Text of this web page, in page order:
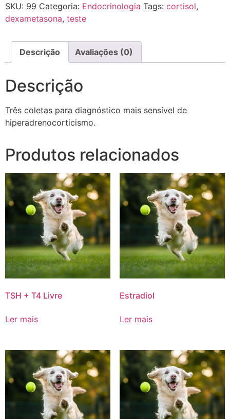
SKU: 99 Categoria: Endocrinologia Tags: cortisol,
dexametasona, teste
Descrição Avaliações (0)
Descrição
Três coletas para diagnóstico mais sensível de
hiperadrenocorticismo.
Produtos relacionados
TSH + T4 Livre
Ler mais
Estradiol
Ler mais